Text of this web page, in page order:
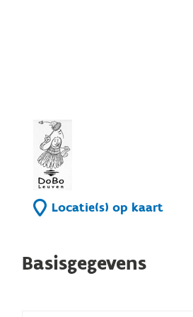
Locatie(s) op kaart
Basisgegevens